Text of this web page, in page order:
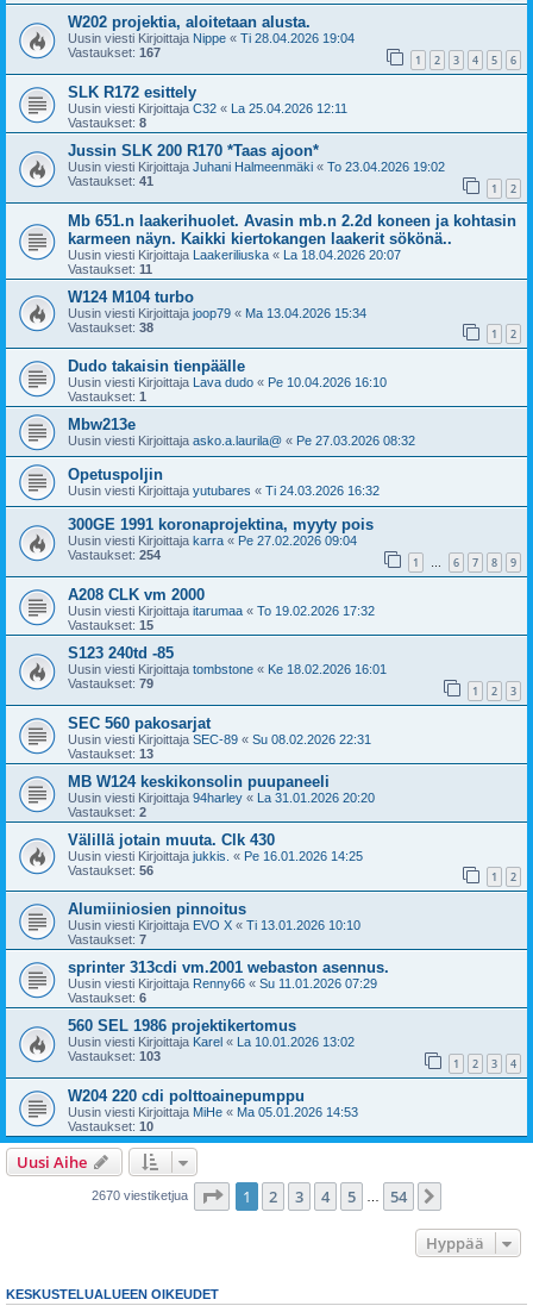
W202 projektia, aloitetaan alusta.
Uusin viesti Kirjoittaja Nippe « Ti 28.04.2026 19:04
Vastaukset: 167 1 2 3 4 5 6
SLK R172 esittely
Uusin viesti Kirjoittaja C32 « La 25.04.2026 12:11
Vastaukset: 8
Jussin SLK 200 R170 *Taas ajoon*
Uusin viesti Kirjoittaja Juhani Halmeenmäki « To 23.04.2026 19:02
Vastaukset: 41 1 2
Mb 651.n laakerihuolet. Avasin mb.n 2.2d koneen ja kohtasin
karmeen näyn. Kaikki kiertokangen laakerit sökönä..
Uusin viesti Kirjoittaja Laakeriliuska « La 18.04.2026 20:07
Vastaukset: 11
W124 M104 turbo
Uusin viesti Kirjoittaja joop79 « Ma 13.04.2026 15:34
Vastaukset: 38 1 2
Dudo takaisin tienpäälle
Uusin viesti Kirjoittaja Lava dudo « Pe 10.04.2026 16:10
Vastaukset: 1
Mbw213e
Uusin viesti Kirjoittaja asko.a.laurila@ « Pe 27.03.2026 08:32
Opetuspoljin
Uusin viesti Kirjoittaja yutubares « Ti 24.03.2026 16:32
300GE 1991 koronaprojektina, myyty pois
Uusin viesti Kirjoittaja karra « Pe 27.02.2026 09:04
Vastaukset: 254 1 … 6 7 8 9
A208 CLK vm 2000
Uusin viesti Kirjoittaja itarumaa « To 19.02.2026 17:32
Vastaukset: 15
S123 240td -85
Uusin viesti Kirjoittaja tombstone « Ke 18.02.2026 16:01
Vastaukset: 79 1 2 3
SEC 560 pakosarjat
Uusin viesti Kirjoittaja SEC-89 « Su 08.02.2026 22:31
Vastaukset: 13
MB W124 keskikonsolin puupaneeli
Uusin viesti Kirjoittaja 94harley « La 31.01.2026 20:20
Vastaukset: 2
Välillä jotain muuta. Clk 430
Uusin viesti Kirjoittaja jukkis. « Pe 16.01.2026 14:25
Vastaukset: 56 1 2
Alumiiniosien pinnoitus
Uusin viesti Kirjoittaja EVO X « Ti 13.01.2026 10:10
Vastaukset: 7
sprinter 313cdi vm.2001 webaston asennus.
Uusin viesti Kirjoittaja Renny66 « Su 11.01.2026 07:29
Vastaukset: 6
560 SEL 1986 projektikertomus
Uusin viesti Kirjoittaja Karel « La 10.01.2026 13:02
Vastaukset: 103 1 2 3 4
W204 220 cdi polttoainepumppu
Uusin viesti Kirjoittaja MiHe « Ma 05.01.2026 14:53
Vastaukset: 10
Uusi Aihe
2670 viestiketjua Sivu /54
1 2 3 4 5 54
Hyppää
KESKUSTELUALUEEN OIKEUDET